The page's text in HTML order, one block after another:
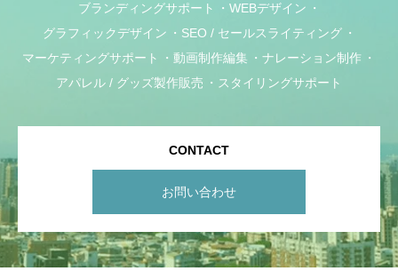
ブランディングサポート
WEBデザイン
グラフィックデザイン
SEO / セールスライティング
マーケティングサポート
動画制作編集
ナレーション制作
アパレル / グッズ製作販売
スタイリングサポート
CONTACT
お問い合わせ